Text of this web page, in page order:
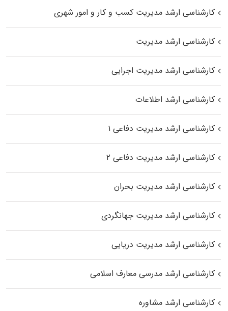
کارشناسی ارشد مدیریت کسب و کار و امور شهری
کارشناسی ارشد مدیریت
کارشناسی ارشد مدیریت اجرایی
کارشناسی ارشد اطلاعات
کارشناسی ارشد مدیریت دفاعی ۱
کارشناسی ارشد مدیریت دفاعی ۲
کارشناسی ارشد مدیریت بحران
کارشناسی ارشد مدیریت جهانگردی
کارشناسی ارشد مدیریت دریایی
کارشناسی ارشد مدرسی معارف اسلامی
کارشناسی ارشد مشاوره